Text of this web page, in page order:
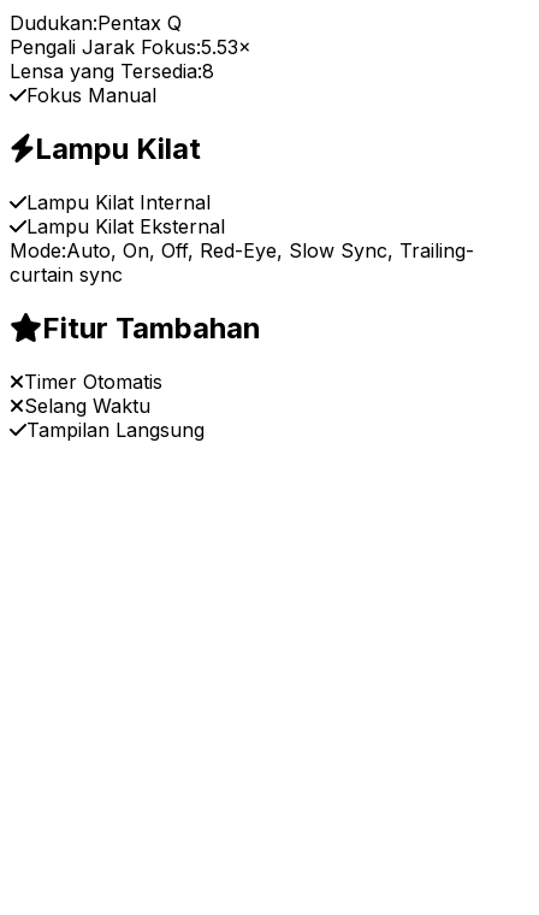
Dudukan:Pentax Q
Pengali Jarak Fokus:5.53×
Lensa yang Tersedia:8
Fokus Manual
Lampu Kilat
Lampu Kilat Internal
Lampu Kilat Eksternal
Mode:Auto, On, Off, Red-Eye, Slow Sync, Trailing-
curtain sync
Fitur Tambahan
Timer Otomatis
Selang Waktu
Tampilan Langsung